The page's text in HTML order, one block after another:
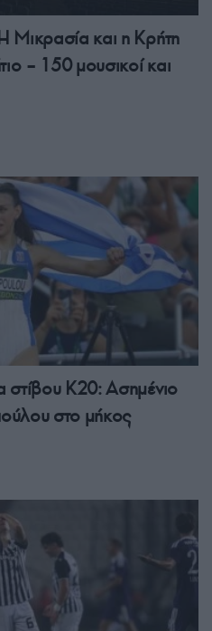
και η Κρήτη
– 150 μουσικοί και
Κ20: Ασημένιο
στο μήκος